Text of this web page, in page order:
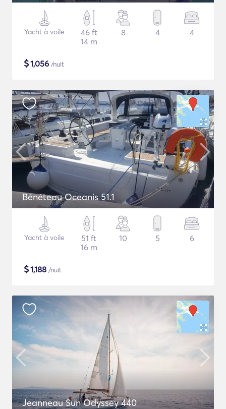
Yacht à voile
46 ft
14 m
8 4 4
$1,056 /nuit
Bénéteau Oceanis 51.1
Yacht à voile
51 ft
16 m
10 5 6
$1,188 /nuit
Jeanneau Sun Odyssey 440